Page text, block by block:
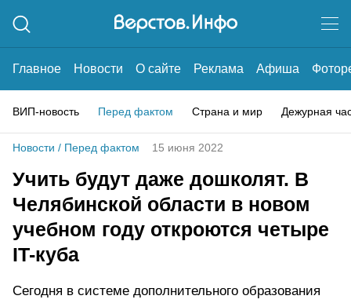
Главное Новости О сайте Реклама Афиша
ВИП-новость Перед фактом Страна и мир Дежурная
Новости / Перед фактом 15 июня 2022
Учить будут даже дошколят. В
Челябинской области в новом
учебном году откроются четыре
IT-куба
Сегодня в системе дополнительного образования